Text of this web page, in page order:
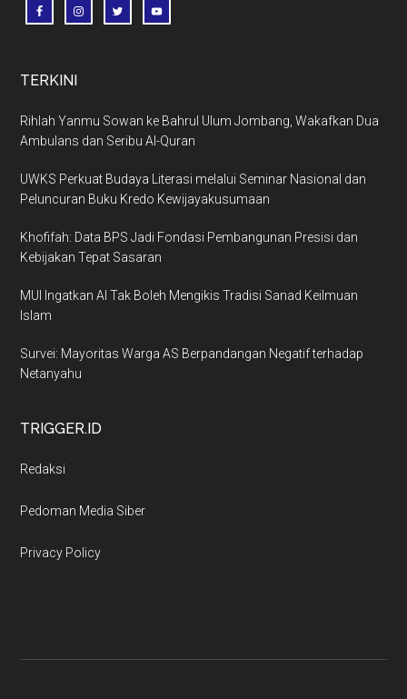
TERKINI
Rihlah Yanmu Sowan ke Bahrul Ulum Jombang, Wakafkan Dua
Ambulans dan Seribu Al-Quran
UWKS Perkuat Budaya Literasi melalui Seminar Nasional dan
Peluncuran Buku Kredo Kewijayakusumaan
Khofifah: Data BPS Jadi Fondasi Pembangunan Presisi dan
Kebijakan Tepat Sasaran
MUI Ingatkan AI Tak Boleh Mengikis Tradisi Sanad Keilmuan
Islam
Survei: Mayoritas Warga AS Berpandangan Negatif terhadap
Netanyahu
TRIGGER.ID
Redaksi
Pedoman Media Siber
Privacy Policy